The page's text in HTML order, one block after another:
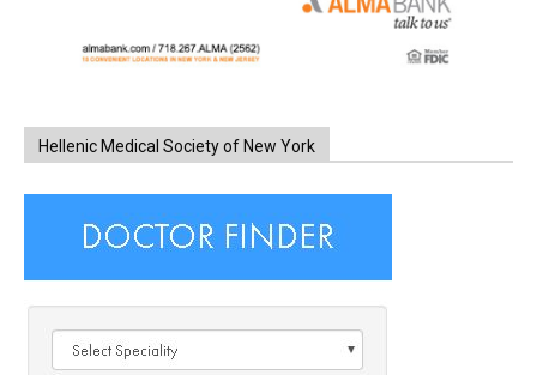
Hellenic Medical Society of New York